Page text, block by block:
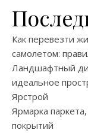
Как перевезти
самолетом:
Ландшафтный
идеальное
Ярстрой
Ярмарка
покрытий